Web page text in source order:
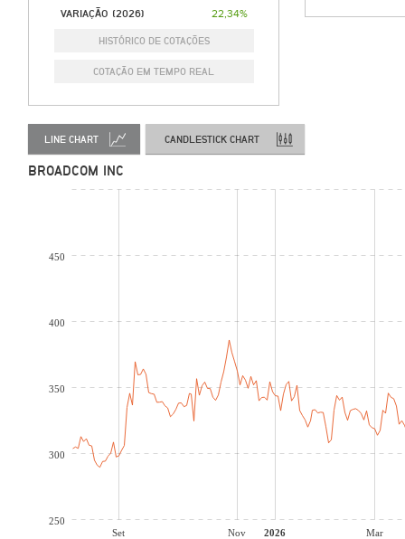
VARIAÇÃO (2026) 22,34%
HISTÓRICO DE COTAÇÕES
COTAÇÃO EM TEMPO REAL
LINE CHART CANDLESTICK CHART
BROADCOM INC
Set Nov 2026 Mar
250
300
350
400
450